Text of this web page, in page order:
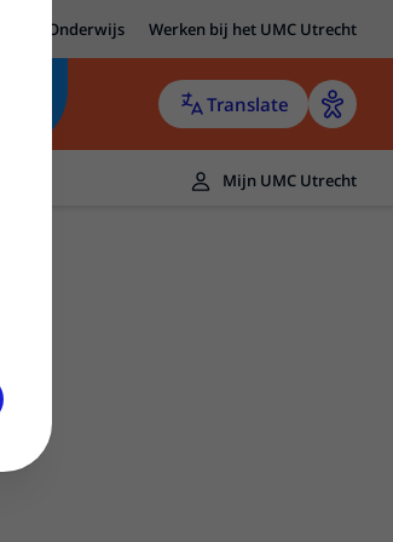
Onderwijs Werken bij het UMC Utrecht
Translate
Mijn UMC Utrecht